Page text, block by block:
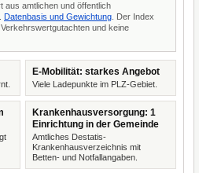
aus amtlichen und öffentlich
Datenbasis und Gewichtung . Der Index
und keine
E-Mobilität: starkes Angebot
Viele Ladepunkte im PLZ-Gebiet.
Krankenhausversorgung: 1
Einrichtung in der Gemeinde
Amtliches Destatis-
Krankenhausverzeichnis mit
Betten- und Notfallangaben.